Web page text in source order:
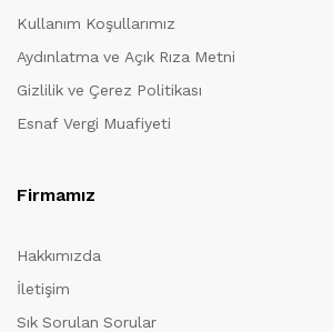
Kullanım Koşullarımız
Aydınlatma ve Açık Rıza Metni
Gizlilik ve Çerez Politikası
Esnaf Vergi Muafiyeti
Firmamız
Hakkımızda
İletişim
Sık Sorulan Sorular